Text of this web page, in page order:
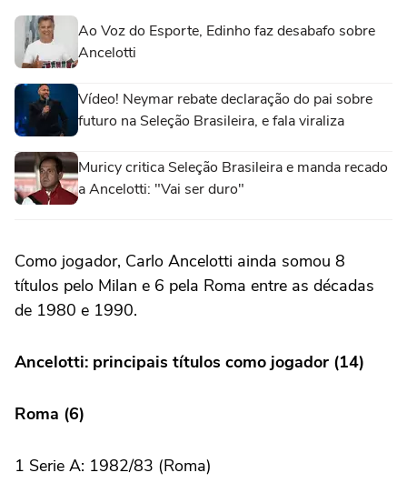
Ao Voz do Esporte, Edinho faz desabafo sobre
Ancelotti
Vídeo! Neymar rebate declaração do pai sobre
futuro na Seleção Brasileira, e fala viraliza
Muricy critica Seleção Brasileira e manda recado
a Ancelotti: "Vai ser duro"
Como jogador, Carlo Ancelotti ainda somou 8
títulos pelo Milan e 6 pela Roma entre as décadas
de 1980 e 1990.
Ancelotti: principais títulos como jogador (14)
Roma (6)
1 Serie A: 1982/83 (Roma)